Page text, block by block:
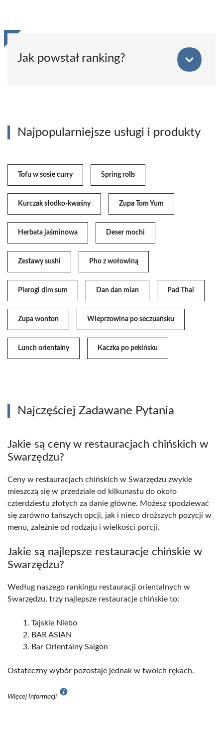
Jak powstał ranking?
Najpopularniejsze usługi i produkty
Tofu w sosie curry Spring rolls
Kurczak słodko-kwaśny Zupa Tom Yum
Herbata jaśminowa Deser mochi
Zestawy sushi Pho z wołowiną
Pierogi dim sum Dan dan mian Pad Thai
Zupa wonton Wieprzowina po seczuańsku
Lunch orientalny Kaczka po pekińsku
Najczęściej Zadawane Pytania
Jakie są ceny w restauracjach chińskich w
Swarzędzu?
Ceny w restauracjach chińskich w Swarzędzu zwykle
mieszczą się w przedziale od kilkunastu do około
czterdziestu złotych za danie główne. Możesz spodziewać
się zarówno tańszych opcji, jak i nieco droższych pozycji w
menu, zależnie od rodzaju i wielkości porcji.
Jakie są najlepsze restauracje chińskie w
Swarzędzu?
Według naszego rankingu restauracji orientalnych w
Swarzędzu, trzy najlepsze restauracje chińskie to:
Tajskie Niebo
BAR ASIAN
Bar Orientalny Saigon
Ostateczny wybór pozostaje jednak w twoich rękach.
Więcej Informacji